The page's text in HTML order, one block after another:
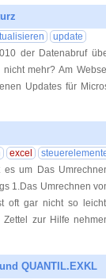
update
der Datenabruf
mehr? Am
Updates für
excel
um Das
1.Das Umrechnen
gar nicht so
zur Hilfe
QUANTIL.EXKL